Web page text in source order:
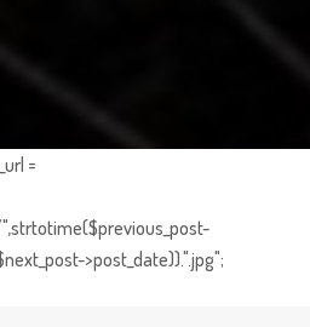
=
>post_date)).".jpg";